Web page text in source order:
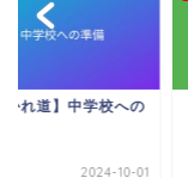
かれ道】中学校への
2024-10-01